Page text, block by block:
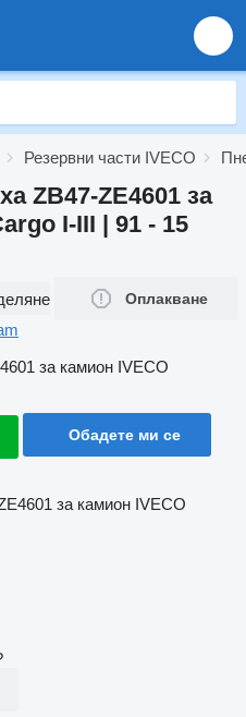
Резервни части IVECO
ZB47-ZE4601 за
I-III | 91 - 15
Оплакване
за камион IVECO
Обадете ми се